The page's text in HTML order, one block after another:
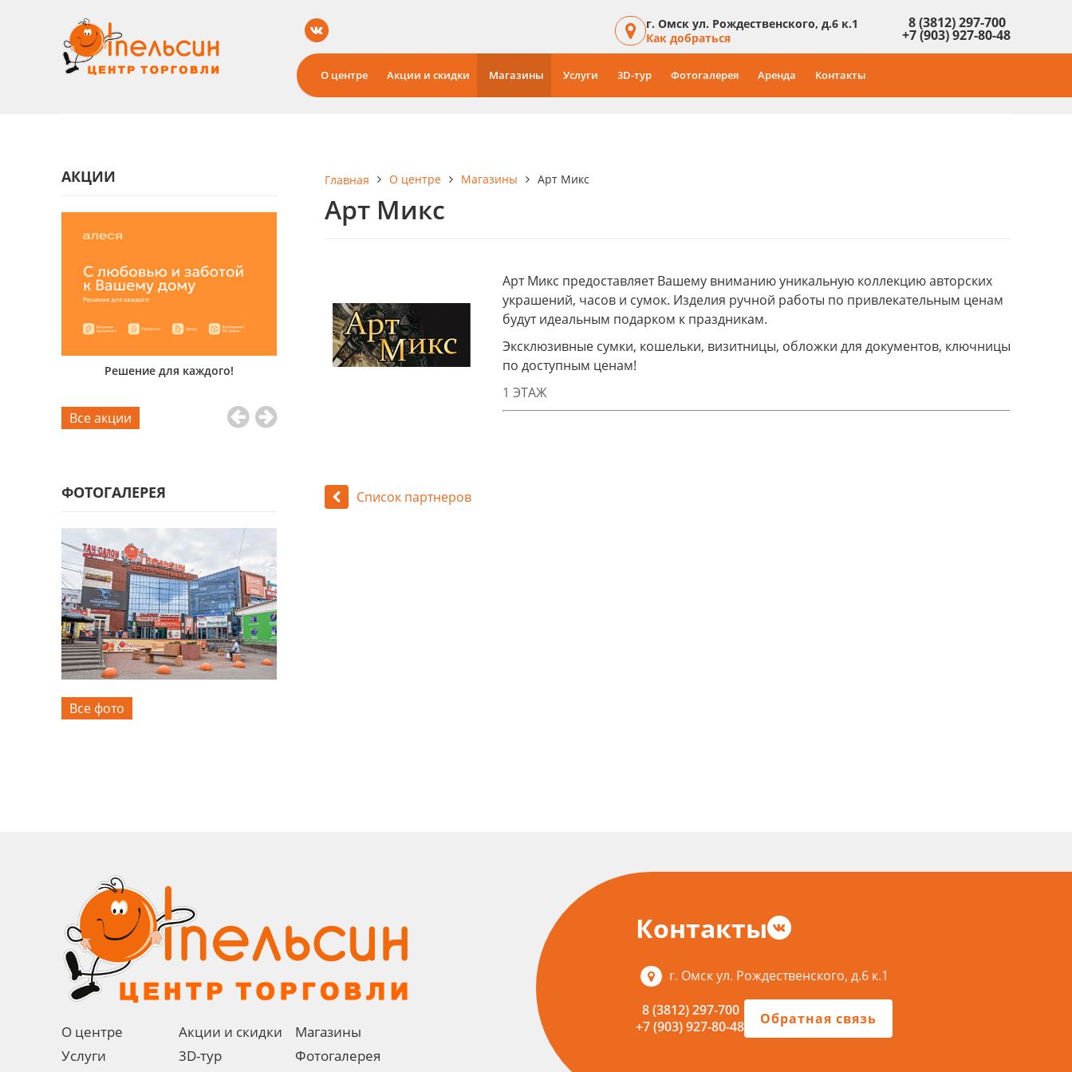
г. Омск ул. Рождественского, д.6 к.1
Как добраться
8 (3812) 297-700
+7 (903) 927-80-48
О центре Акции и скидки Магазины Услуги 3D-тур Фотогалерея Аренда Контакты
АКЦИИ
Решение для каждого! Для дома,где хочетя быть!
Рассрочка интерьер без переплат
Все акции
ФОТОГАЛЕРЕЯ
Все фото
Главная О центре Магазины Арт Микс
Арт Микс
Арт Микс предоставляет Вашему вниманию уникальную коллекцию авторских
украшений, часов и сумок. Изделия ручной работы по привлекательным ценам
будут идеальным подарком к праздникам.
Эксклюзивные сумки, кошельки, визитницы, обложки для документов, ключницы
по доступным ценам!
1 ЭТАЖ
Список партнеров
О центре Акции и скидки
Магазины
Услуги
3D-тур
Фотогалерея
Контакты
г. Омск ул. Рождественского, д.6 к.1
8 (3812) 297-700
+7 (903) 927-80-48
Обратная связь